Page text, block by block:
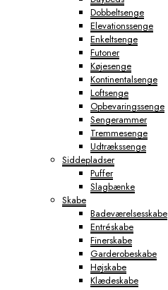
Dobbeltsenge
Elevationssenge
Enkeltsenge
Futoner
Køjesenge
Kontinentalsenge
Loftsenge
Opbevaringssenge
Sengerammer
Tremmesenge
Udtrækssenge
Siddepladser
Puffer
Slagbænke
Skabe
Badeværelsesskabe
Entréskabe
Finerskabe
Garderobeskabe
Højskabe
Klædeskabe